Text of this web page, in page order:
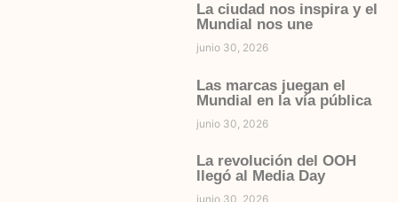
La ciudad nos inspira y el
Mundial nos une
junio 30, 2026
Las marcas juegan el
Mundial en la vía pública
junio 30, 2026
La revolución del OOH
llegó al Media Day
junio 30, 2026